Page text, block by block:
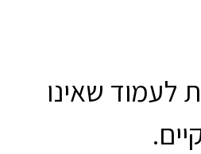
לעמוד שאינו